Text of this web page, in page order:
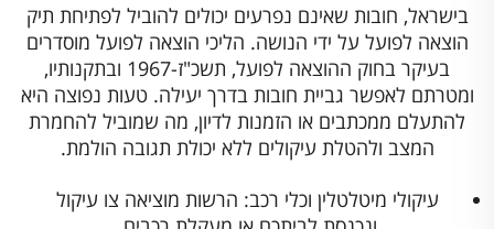
בישראל, חובות שאינם נפרעים יכולים להוביל לפתיחת תיק
הוצאה לפועל על ידי הנושה. הליכי הוצאה לפועל מוסדרים
בעיקר בחוק ההוצאה לפועל, תשכ"ז-1967 ובתקנותיו,
ומטרתם לאפשר גביית חובות בדרך יעילה. טעות נפוצה היא
להתעלם ממכתבים או הזמנות לדיון, מה שמוביל להחמרת
המצב ולהטלת עיקולים ללא יכולת תגובה הולמת.
עיקולי מיטלטלין וכלי רכב: הרשות מוציאה צו עיקול